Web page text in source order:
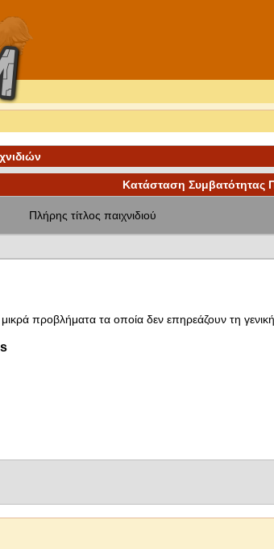
Κατάσταση Συμβατότητας
Πλήρης τίτλος παιχνιδιού
μικρά προβλήματα τα οποία δεν επηρεάζουν τη